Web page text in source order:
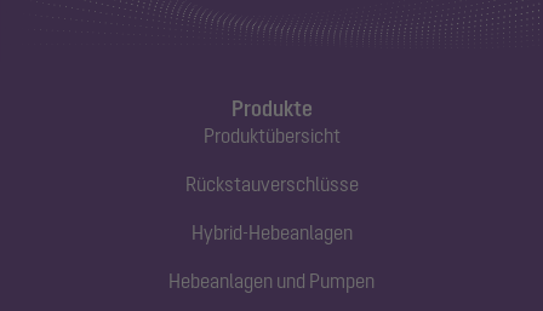
Produkte
Produktübersicht
Rückstauverschlüsse
Hybrid-Hebeanlagen
Hebeanlagen und Pumpen